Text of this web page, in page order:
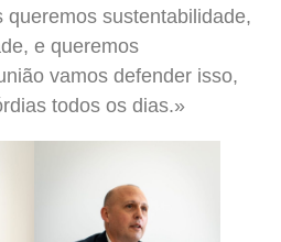
sustentabilidade,
e queremos
vamos defender isso,
todos os dias.»